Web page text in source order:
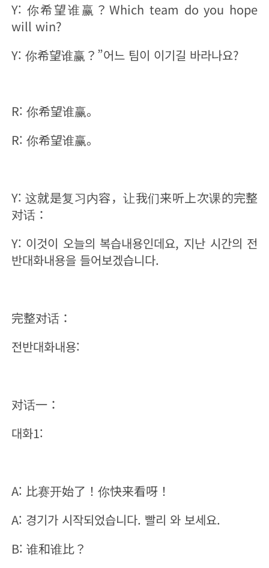
Y: 你希望谁赢？Which team do you hope
will win?
Y: 你希望谁赢？”어느 팀이 이기길 바라나요?
R: 你希望谁赢。
R: 你希望谁赢。
Y: 这就是复习内容，让我们来听上次课的完整
对话：
Y: 이것이 오늘의 복습내용인데요, 지난 시간의 전
반대화내용을 들어보겠습니다.
完整对话：
전반대화내용:
对话一：
대화1:
A: 比赛开始了！你快来看呀！
A: 경기가 시작되었습니다. 빨리 와 보세요.
B: 谁和谁比？